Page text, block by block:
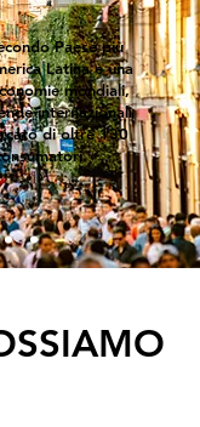
Paese più
Latina e una
mondiali,
internazionali
di oltre 130